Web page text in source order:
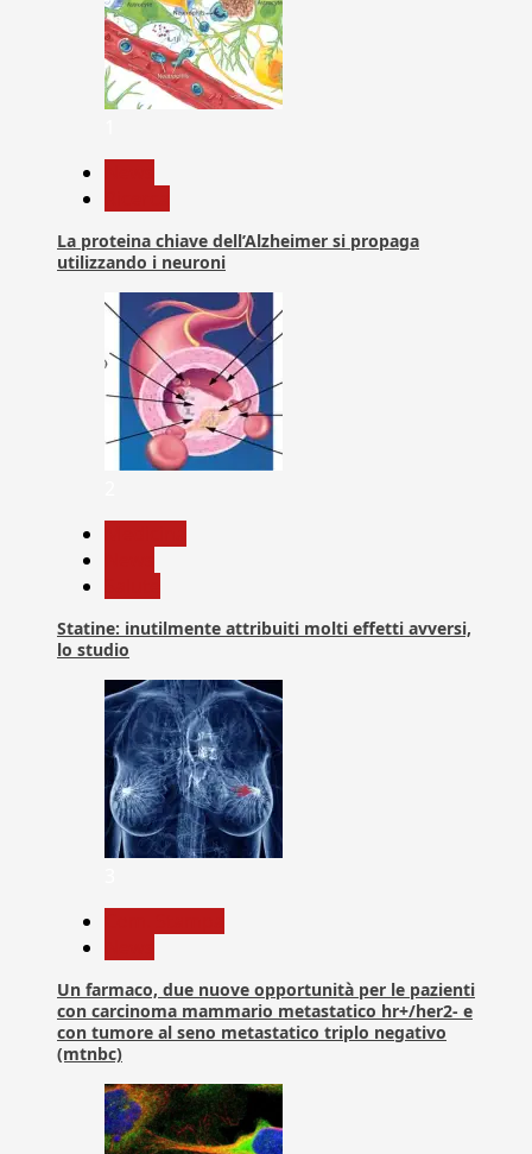
La proteina chiave dell’Alzheimer si propaga
utilizzando i neuroni
Statine: inutilmente attribuiti molti effetti avversi,
lo studio
Un farmaco, due nuove opportunità per le pazienti
con carcinoma mammario metastatico hr+/her2- e
con tumore al seno metastatico triplo negativo
(mtnbc)